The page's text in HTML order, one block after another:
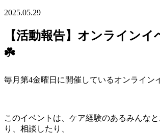
2025.05.29
【活動報告】オンラインイ
☘️
毎月第4金曜日に開催しているオンライン
このイベントは、ケア経験のあるみんな
り、相談したり、